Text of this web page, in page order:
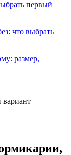
первый
что выбрать
размер,
вариант